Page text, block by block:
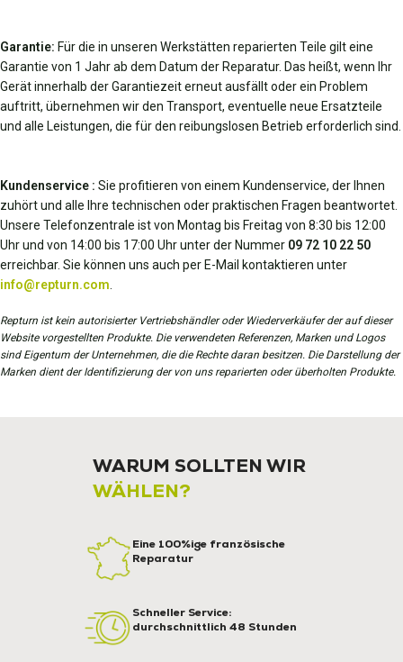
Garantie: Für die in unseren Werkstätten reparierten Teile gilt eine
Garantie von 1 Jahr ab dem Datum der Reparatur. Das heißt, wenn Ihr
Gerät innerhalb der Garantiezeit erneut ausfällt oder ein Problem
auftritt, übernehmen wir den Transport, eventuelle neue Ersatzteile
und alle Leistungen, die für den reibungslosen Betrieb erforderlich sind.
Kundenservice : Sie profitieren von einem Kundenservice, der Ihnen
zuhört und alle Ihre technischen oder praktischen Fragen beantwortet.
Unsere Telefonzentrale ist von Montag bis Freitag von 8:30 bis 12:00
Uhr und von 14:00 bis 17:00 Uhr unter der Nummer 09 72 10 22 50
erreichbar. Sie können uns auch per E-Mail kontaktieren unter
info@repturn.com
Repturn ist kein autorisierter Vertriebshändler oder Wiederverkäufer der auf dieser
Website vorgestellten Produkte. Die verwendeten Referenzen, Marken und Logos
sind Eigentum der Unternehmen, die die Rechte daran besitzen. Die Darstellung der
Marken dient der Identifizierung der von uns reparierten oder überholten Produkte.
WARUM SOLLTEN WIR
WÄHLEN?
Eine 100%ige französische
Reparatur
Schneller Service:
durchschnittlich 48 Stunden